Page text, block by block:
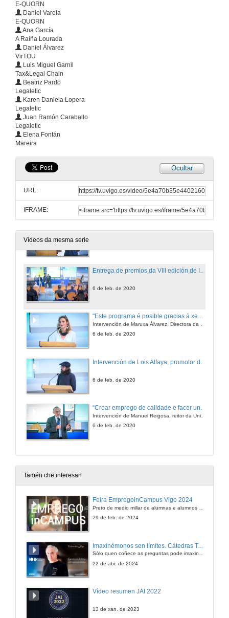
E-QUORN
Daniel Varela
E-QUORN
Ana García
A Raíña Lourada
Daniel Álvarez
VirTOU
Luis Miguel Garnil
Tax&Legal Chain
Beatriz Pardo
Legaletic
Karen Daniela Lopera
Legaletic
Juan Ramón Caraballo
Legaletic
Elena Fontán
Mareira
Ocultar
URL:
IFRAME:
Vídeos da mesma serie
6 de feb. de 2020
6 de feb. de 2020
"Este programa é posible gracias á xenerosidades dos que traballaron nel ó longo dos últimos anos"
6 de feb. de 2020
6 de feb. de 2020
“Crear emprego de calidade e facer unha Galicia mellor para todos”
6 de feb. de 2020
Tamén che interesan
Feira EmpregoinCampus Vigo 2024
29 de feb. de 2024
Imaxinémonos sen límites. Cátedras Telefónica
Sólo quen coñece as preguntas pode imaxinar novas respostas
22 de abr. de 2024
Vídeo resumen JAI 2022
13 de xan. de 2023